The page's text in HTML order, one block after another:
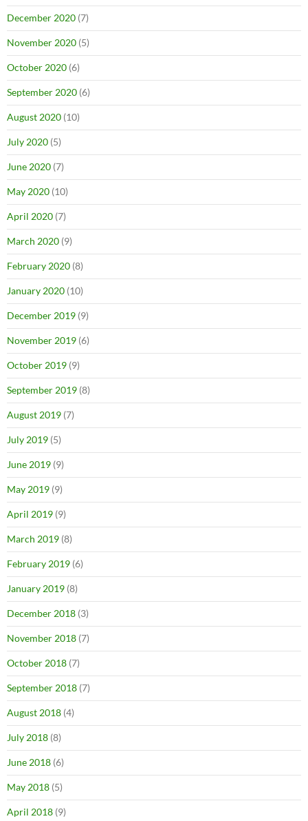
December 2020 (7)
November 2020 (5)
October 2020 (6)
September 2020 (6)
August 2020 (10)
July 2020 (5)
June 2020 (7)
May 2020 (10)
April 2020 (7)
March 2020 (9)
February 2020 (8)
January 2020 (10)
December 2019 (9)
November 2019 (6)
October 2019 (9)
September 2019 (8)
August 2019 (7)
July 2019 (5)
June 2019 (9)
May 2019 (9)
April 2019 (9)
March 2019 (8)
February 2019 (6)
January 2019 (8)
December 2018 (3)
November 2018 (7)
October 2018 (7)
September 2018 (7)
August 2018 (4)
July 2018 (8)
June 2018 (6)
May 2018 (5)
April 2018 (9)